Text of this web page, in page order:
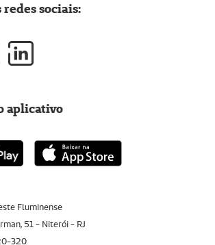
Fluminense
51 - Niterói - RJ
320
redes sociais:
aplicativo